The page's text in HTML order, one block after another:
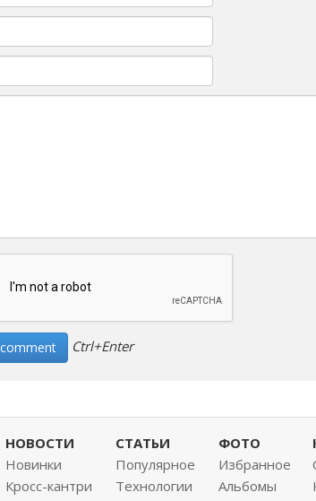
Ctrl+Enter
НОВОСТИ
Новинки
Кросс-кантри
СТАТЬИ
Популярное
Технологии
ФОТО
Избранное
Альбомы